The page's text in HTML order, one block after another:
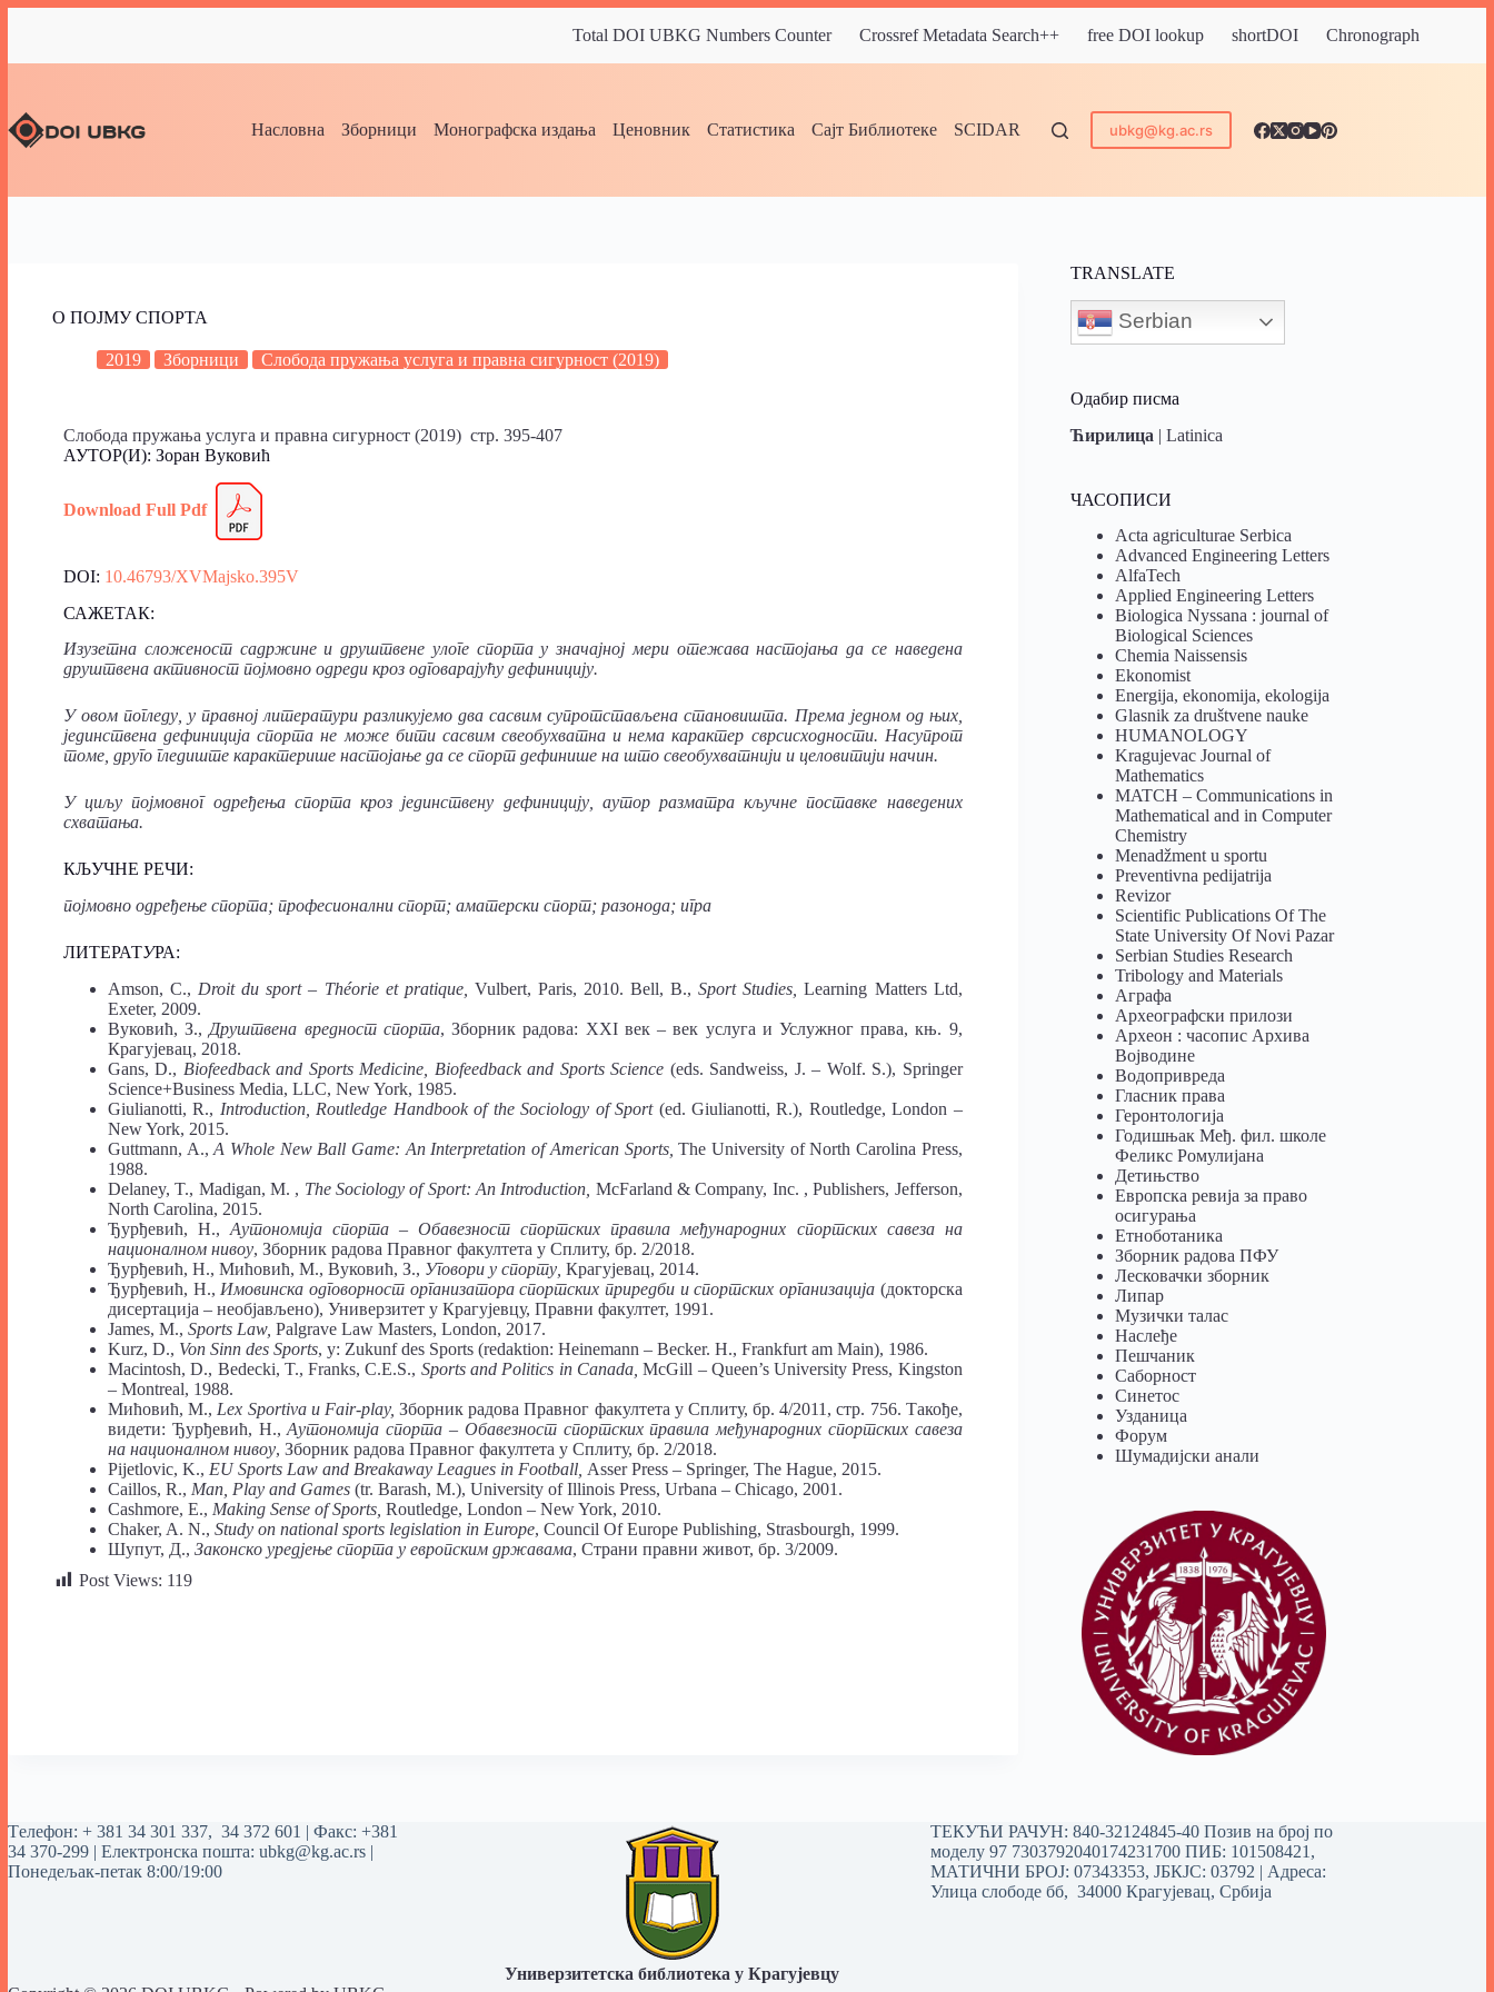
Total DOI UBKG Numbers Counter Crossref Metadata Search++ free DOI lookup shortDOI Chronograph
Насловна Зборници Монографска издања Ценовник Статистика Сајт Библиотеке SCIDAR ubkg@kg.ac.rs
О ПОЈМУ СПОРТА
2019 Зборници Слобода пружања услуга и правна сигурност (2019)
Слобода пружања услуга и правна сигурност (2019) стр. 395-407
АУТОР(И): Зоран Вуковић
Download Full Pdf
DOI: 10.46793/XVMajsko.395V
САЖЕТАК:
Изузетна сложеност садржине и друштвене улоге спорта у значајној мери отежава настојања да се наведена
друштвена активност појмовно одреди кроз одговарајућу дефиницију.
У овом погледу, у правној литератури разликујемо два сасвим супротстављена становишта. Према једном од њих,
јединствена дефиниција спорта не може бити сасвим свеобухватна и нема карактер сврсисходности. Насупрот
томе, друго гледиште карактерише настојање да се спорт дефинише на што свеобухватнији и целовитији начин.
У циљу појмовног одређења спорта кроз јединствену дефиницију, аутор разматра кључне поставке наведених
схватања.
КЉУЧНЕ РЕЧИ:
појмовно одређење спорта; професионални спорт; аматерски спорт; разонода; игра
ЛИТЕРАТУРА:
Amson, C., Droit du sport – Théorie et pratique, Vulbert, Paris, 2010. Bell, B.,Sport Studies, Learning Matters Ltd,
Exeter, 2009.
Вуковић, З., Друштвена вредност спорта, Зборник радова: XXI век – век услуга и Услужног права, књ. 9,
Крагујевац, 2018.
Gans, D., Biofeedbackand Sports Medicine, Biofeedbackand Sports Science (eds. Sandweiss, J. – Wolf. S.), Springer
Science+Business Media, LLC, New York, 1985.
Giulianotti, R., Introduction, Routledge HandbookoftheSociology ofSport (ed. Giulianotti, R.), Routledge, London –
New York, 2015.
Guttmann, A.,A Whole New Ball Game: An Interpretation of American Sports,The University of North Carolina Press,
1988.
Delaney, T., Madigan, M. , The Sociology of Sport: An Introduction, McFarland & Company, Inc. , Publishers, Jefferson,
North Carolina, 2015.
Ђурђевић, Н.,Аутономијаспорта– Обавезност спортских правила међународних спортских савеза на
националном нивоу, Зборник радова Правног факултета у Сплиту, бр. 2/2018.
Ђурђевић, Н., Мићовић, М., Вуковић, З., Уговори у спорту, Крагујевац, 2014.
Ђурђевић, Н., Имовинскаодговорност организатора спортскихприредби и спортских организација (докторска
дисертација – необјављено), Универзитет у Крагујевцу, Правни факултет, 1991.
James, M., Sports Law, Palgrave Law Masters, London, 2017.
Kurz, D., Von Sinn des Sports, у: Zukunf des Sports (redaktion: Heinemann – Becker. H., Frankfurt am Main), 1986.
Macintosh, D., Bedecki, T., Franks, C.E.S., Sportsand Politics in Canada,McGill – Queen’s University Press, Kingston
– Montreal, 1988.
Мићовић, М., Lex Sportiva и Fair-play,Зборник радова Правног факултета у Сплиту, бр. 4/2011, стр. 756. Такође,
видети: Ђурђевић, Н.,Аутономија спорта – Обавезност спортских правила међународних спортских савеза
на националном нивоу, Зборник радова Правног факултета у Сплиту, бр. 2/2018.
Pijetlovic, K., EUSports Law and Breakaway Leagues in Football, Asser Press – Springer, The Hague, 2015.
Caillos, R., Man, Play and Games (tr. Barash, M.), University of Illinois Press, Urbana – Chicago, 2001.
Cashmore, E., Making Sense of Sports, Routledge, London – New York, 2010.
Chaker, A. N., Study on national sports legislation in Europe, Council Of Europe Publishing, Strasbourgh, 1999.
Шупут, Д., Законско уредјење спорта у европским државама, Страни правни живот, бр. 3/2009.
Post Views: 119
TRANSLATE
Serbian
Одабир писма
Ћирилица |Latinica
ЧАСОПИСИ
Acta agriculturae Serbica
Advanced Engineering Letters
AlfaTech
Applied Engineering Letters
Biologica Nyssana : journal of
Biological Sciences
Chemia Naissensis
Ekonomist
Energija, ekonomija, ekologija
Glasnik za društvene nauke
HUMANOLOGY
Kragujevac Journal of
Mathematics
MATCH – Communications in
Mathematical and in Computer
Chemistry
Menadžment u sportu
Preventivna pedijatrija
Revizor
Scientific Publications Of The
State University Of Novi Pazar
Serbian Studies Research
Tribology and Materials
Аграфа
Археографски прилози
Археон : часопис Архива
Војводине
Водопривреда
Гласник права
Геронтологија
Годишњак Међ. фил. школе
Феликс Ромулијана
Детињство
Европска ревија за право
осигурања
Eтноботаника
Зборник радова ПФУ
Лесковачки зборник
Липар
Музички талас
Наслеђе
Пешчаник
Саборност
Синетос
Узданица
Форум
Шумадијски анали
Tелефон: + 381 34 301 337, 34 372 601 | Факс: +381
34 370-299 | Електронска пошта: ubkg@kg.ac.rs |
Понедељак-петак 8:00/19:00
Универзитетска библиотека у Крагујевцу
ТЕКУЋИ РАЧУН: 840-32124845-40 Позив на број по
моделу 97 7303792040174231700ПИБ: 101508421,
МАТИЧНИ БРОЈ: 07343353, ЈБКЈС: 03792 | Aдреса:
Улица слободе бб, 34000 Крагујевац, Србија